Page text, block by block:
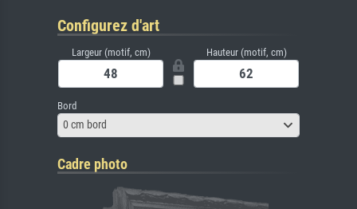
Configurez d'art
Largeur (motif, cm) Hauteur (motif, cm)
Bord
0 cm bord
Cadre photo